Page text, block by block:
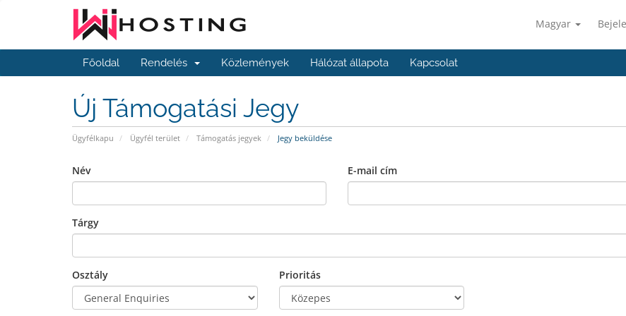
Magyar
Főoldal Rendelés Közlemények Hálózat állapota Kapcsolat
Új Támogatási Jegy
Ügyfélkapu Ügyfél terület Támogatás jegyek Jegy beküldése
Név E-mail cím
Tárgy
Osztály Prioritás